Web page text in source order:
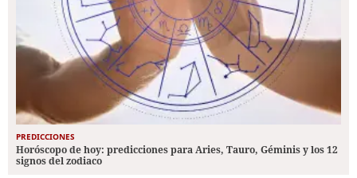
PREDICCIONES
Horóscopo de hoy: predicciones para Aries, Tauro, Géminis y los 12
signos del zodiaco